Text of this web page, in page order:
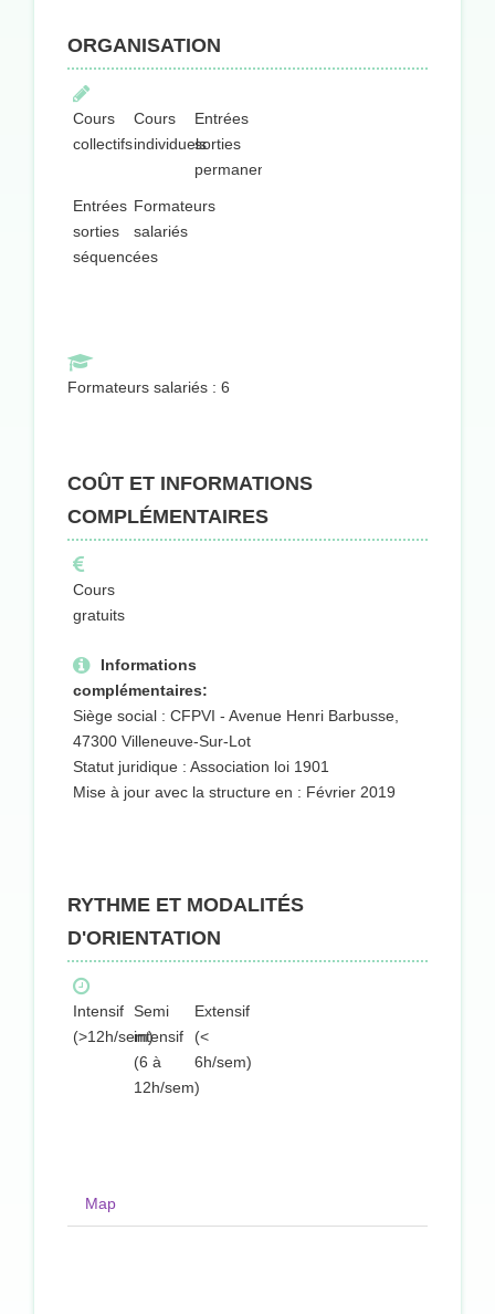
ORGANISATION
Cours
collectifs
Cours
individuels
Entrées
sorties
permanentes
Entrées
sorties
séquencées
Formateurs
salariés
Formateurs salariés : 6
COÛT ET INFORMATIONS
COMPLÉMENTAIRES
Cours
gratuits
Informations
complémentaires:
Siège social : CFPVI - Avenue Henri Barbusse,
47300 Villeneuve-Sur-Lot
Statut juridique : Association loi 1901
Mise à jour avec la structure en : Février 2019
RYTHME ET MODALITÉS
D'ORIENTATION
Intensif
(>12h/sem)
Semi
intensif
(6 à
12h/sem)
Extensif
(<
6h/sem)
Map